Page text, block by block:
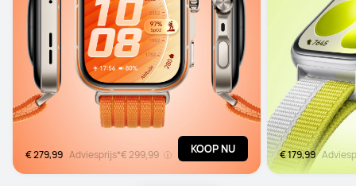
€ 279,99 Adviesprijs*€ 299,99 KOOP NU € 179,99